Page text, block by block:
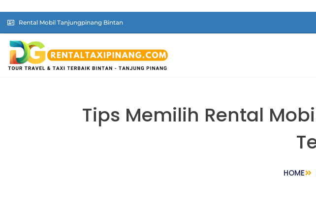
Rental Mobil Tanjungpinang Bintan
Tips Memilih Rental
HOME